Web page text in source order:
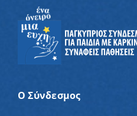
Ο Σύνδεσμος